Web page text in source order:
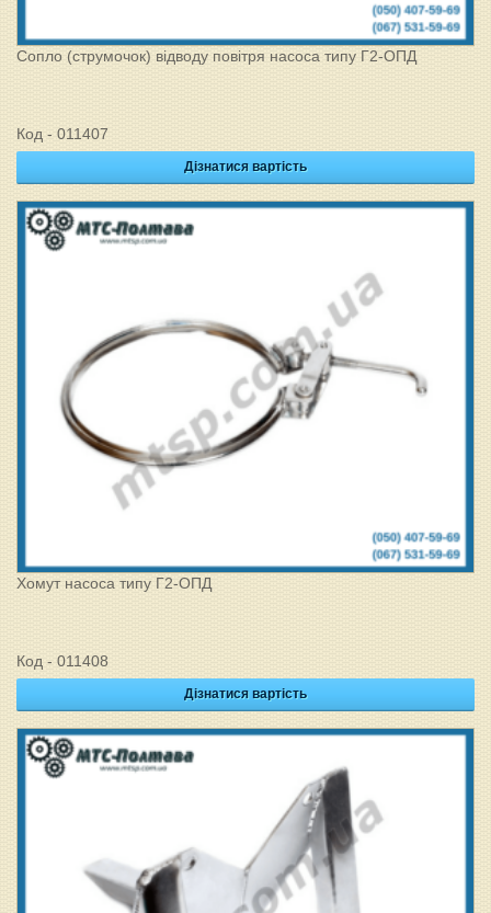
Сопло (струмочок) відводу повітря насоса типу Г2-ОПД
Код - 011407
Дізнатися вартість
Хомут насоса типу Г2-ОПД
Код - 011408
Дізнатися вартість